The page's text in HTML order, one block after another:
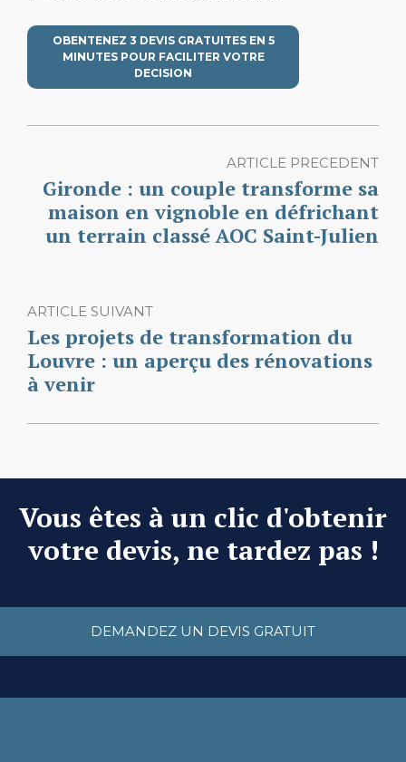
OBENTENEZ 3 DEVIS GRATUITES EN 5
MINUTES POUR FACILITER VOTRE
DECISION
ARTICLE PRECEDENT
Gironde : un couple transforme sa
maison en vignoble en défrichant
un terrain classé AOC Saint-Julien
ARTICLE SUIVANT
Les projets de transformation du
Louvre : un aperçu des rénovations
à venir
Vous êtes à un clic d'obtenir
votre devis, ne tardez pas !
DEMANDEZ UN DEVIS GRATUIT